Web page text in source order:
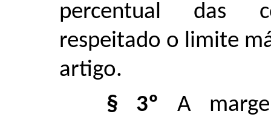
percentual das
respeitado o limite
artigo.
§ 3º A